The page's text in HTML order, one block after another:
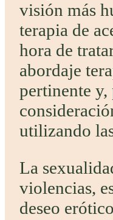
visión más
terapia de
hora de
abordaje
pertinente y,
utilizando
La
violencias,
deseo